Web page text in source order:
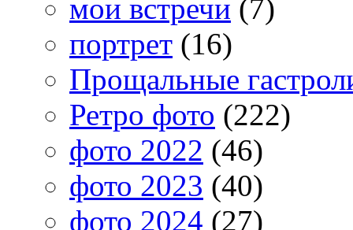
мои встречи (7)
портрет (16)
Прощальные
Ретро фото (222)
фото 2022 (46)
фото 2023 (40)
фото 2024 (27)